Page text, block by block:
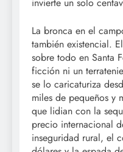
La bronca en el
también existencial.
sobre todo en Santa
ficción ni un
se lo caricaturiza
miles de pequeños y
que lidian con la
precio internacional
inseguridad rural, el